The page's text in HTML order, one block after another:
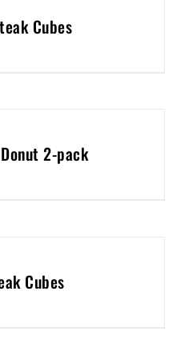
Cubes
2-pack
Cubes